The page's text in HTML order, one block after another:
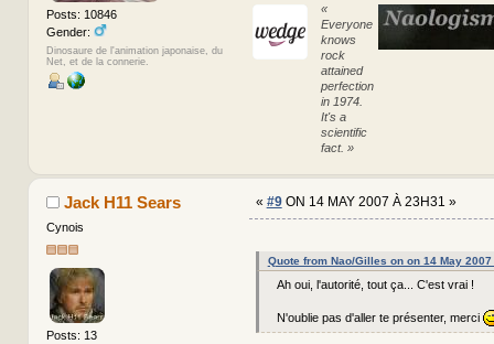
Posts: 10846
Gender:
Dinosaure de l'animation japonaise, du
Net, et de la connerie.
«
Everyone
knows
rock
attained
perfection
in 1974.
It's a
scientific
fact. »
Jack H11 Sears
Cynois
Posts: 13
« #9ON 14 MAY 2007 À 23H31 »
Quote from Nao/Gilles on on 14 May 2007
Ah oui, l'autorité, tout ça... C'est vrai !
N'oublie pas d'aller te présenter, merci